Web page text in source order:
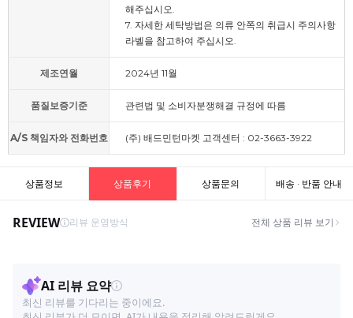
해주십시오.
7. 자세한 세탁방법은 의류 안쪽의 취급시 주의사항
라벨을 참고하여 주십시오.
제조연월 2024년 11월
품질보증기준 관련법 및 소비자분쟁해결 규정에 따름
A/S 책임자와 전화번호 (주) 배드민턴마켓 고객센터 : 02-3663-3922
상품정보 상품후기 상품문의 배송 · 반품 안내